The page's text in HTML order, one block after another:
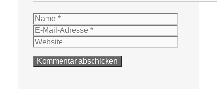
Name